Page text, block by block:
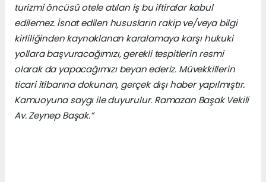
turizmi öncüsü otele atılan iş bu iftiralar kabul
edilemez. İsnat edilen hususların rakip ve/veya bilgi
kirliliğinden kaynaklanan karalamaya karşı hukuki
yollara başvuracağımızı, gerekli tespitlerin resmi
olarak da yapacağımızı beyan ederiz. Müvekkillerin
ticari itibarına dokunan, gerçek dışı haber yapılmıştır.
Kamuoyuna saygı ile duyurulur. Ramazan Başak Vekili
Av. Zeynep Başak.”